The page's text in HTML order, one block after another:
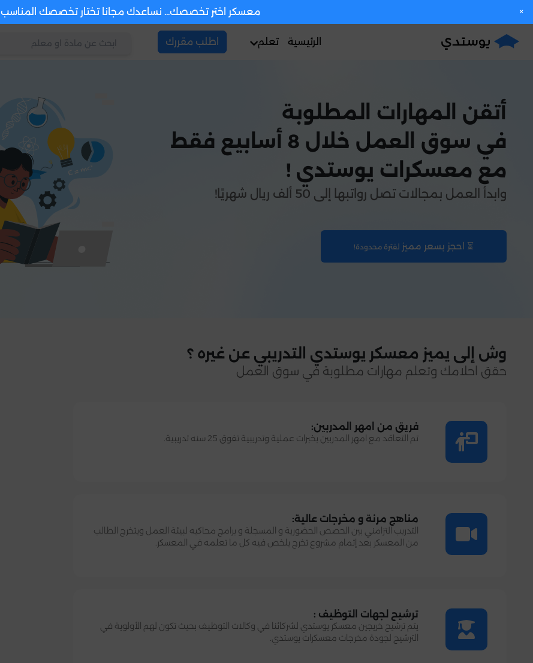
معسكر اختر تخصصك... نساعدك مجانا تختار تخصصك المناسب ×
الرئيسية تعلم اطلب مقررك
أتقن المهارات المطلوبة
في سوق العمل خلال 8 أسابيع فقط
مع معسكرات يوستدي !
وابدأ العمل بمجالات تصل رواتبها إلى 50 ألف ريال شهريًا!
⏳ احجز بسعر مميز لفترة محدودة!
وش إلى يميز معسكر يوستدي التدريبي عن غيره ؟
حقق احلامك وتعلم مهارات مطلوبة في سوق العمل
فريق من امهر المدربين:
تم التعاقد مع امهر المدربين بخبرات عملية وتدريبية تفوق 25 سنه تدريبية.
مناهج مرنة و مخرجات عالية:
التدريب التزامني بين الحصص الحضورية و المسجلة و برامج محاكيه لبيئة العمل ويتخرج الطالب
من المعسكر بعد إتمام مشروع تخرج يلخص فيه كل ما تعلمه في المعسكر.
ترشيح لجهات التوظيف :
يتم ترشيح خريجين معسكر يوستدي لشركائنا في وكالات التوظيف بحيث تكون لهم الأولوية في
الترشيح لجودة مخرجات معسكرات يوستدي.